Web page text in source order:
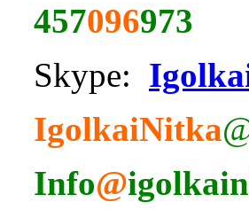
457096973
Skype:
IgolkaiNitka
Info@